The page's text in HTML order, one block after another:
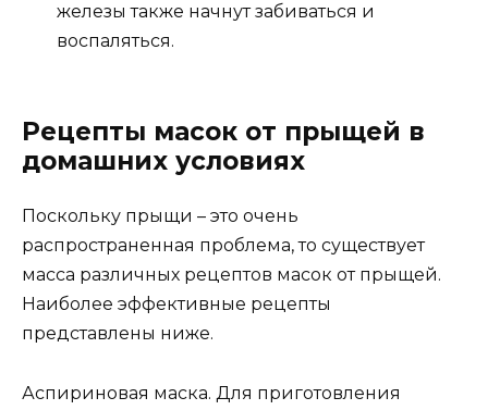
железы также начнут забиваться и
воспаляться.
Рецепты масок от прыщей в
домашних условиях
Поскольку прыщи – это очень
распространенная проблема, то существует
масса различных рецептов масок от прыщей.
Наиболее эффективные рецепты
представлены ниже.
Аспириновая маска. Для приготовления